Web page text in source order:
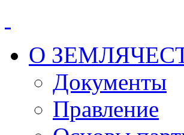
О
Документы
Правление